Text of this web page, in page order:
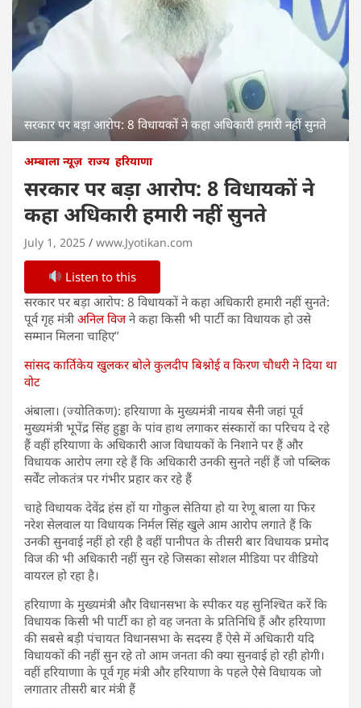
सरकार पर बड़ा आरोप: 8 विधायकों ने कहा अधिकारी हमारी नहीं सुनते
अम्बाला न्यूज़ राज्य हरियाणा
सरकार पर बड़ा आरोप: 8 विधायकों ने
कहा अधिकारी हमारी नहीं सुनते
July 1, 2025 www.Jyotikan.com
Listen to this
सरकार पर बड़ा आरोप: 8 विधायकों ने कहा अधिकारी हमारी नहीं सुनते:
पूर्व गृह मंत्री अनिल विजने कहा किसी भी पार्टी का विधायक हो उसे
सम्मान मिलना चाहिए’’
सांसद कार्तिकेय खुलकर बोले कुलदीप बिश्नोई व किरण चौधरी ने दिया था
वोट
अंबाला। (ज्योतिकण): हरियाणा के मुख्यमंत्री नायब सैनी जहां पूर्व
मुख्यमंत्री भूपेंद्र सिंह हुड्डा के पांव हाथ लगाकर संस्कारों का परिचय दे रहे
हैं वहीं हरियाणा के अधिकारी आज विधायकों के निशाने पर हैं और
विधायक आरोप लगा रहे हैं कि अधिकारी उनकी सुनते नहीं हैं जो पब्लिक
सर्वेंट लोकतंत्र पर गंभीर प्रहार कर रहे हैं
चाहे विधायक देवेंद्र हंस हों या गोकुल सेतिया हो या रेणू बाला या फिर
नरेश सेलवाल या विधायक निर्मल सिंह खुले आम आरोप लगाते हैं कि
उनकी सुनवाई नहीं हो रही है वहीं पानीपत के तीसरी बार विधायक प्रमोद
विज की भी अधिकारी नहीं सुन रहे जिसका सोशल मीडिया पर वीडियो
वायरल हो रहा है।
हरियाणा के मुख्यमंत्री और विधानसभा के स्पीकर यह सुनिश्चित करें कि
विधायक किसी भी पार्टी का हो वह जनता के प्रतिनिधि हैं और हरियाणा
की सबसे बड़ी पंचायत विधानसभा के सदस्य हैं ऐसे में अधिकारी यदि
विधायकों की नहीं सुन रहे तो आम जनता की क्या सुनवाई हो रही होगी।
वहीं हरियाणाा के पूर्व गृह मंत्री और हरियाणा के पहले ऐेसे विधायक जो
लगातार तीसरी बार मंत्री हैं